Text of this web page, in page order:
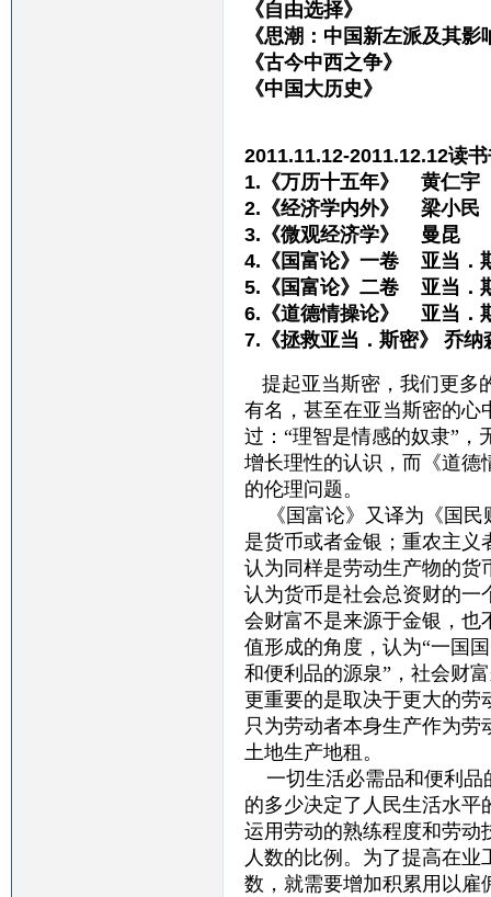
《自由选择》 弗
《思潮：中国新左派及其
《古今中西之争
《中国大历史》
2011.11.12-2011.12.12读
1.《万历十五年》 黄仁宇
2.《经济学内外》 梁小民
3.《微观经济学》 曼昆
4.《国富论》一卷 亚当．
5.《国富论》二卷 亚当．
6.《道德情操论》 亚当．
7.《拯救亚当．斯密》 乔纳
提起亚当斯密，我们更多
有名，甚至在亚当斯密的心
过：“理智是情感的奴隶”
增长理性的认识，而《道德
的伦理问题。
《国富论》又译为《国民
是货币或者金银；重农主义
认为同样是劳动生产物的货
认为货币是社会总资财的一
会财富不是来源于金银，也
值形成的角度，认为“一国
和便利品的源泉”，社会财
更重要的是取决于更大的劳
只为劳动者本身生产作为
土地生产地租。
一切生活必需品和便利品
的多少决定了人民生活水平
运用劳动的熟练程度和劳动
人数的比例。为了提高在
数，就需要增加积累用以雇